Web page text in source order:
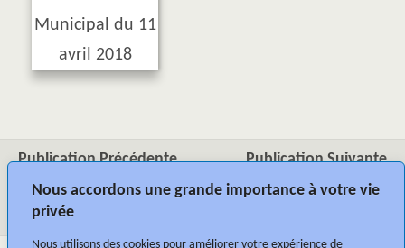
Nous accordons une grande importance à votre vie
privée
Nous utilisons des cookies pour améliorer votre expérience de
Publication Précédente
Conseil Municipal Du 16
Janvier 2018
Publication Suivante
Conseil Municipal Du 25